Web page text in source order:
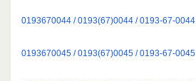
0193670044 / 0193(67)0044 / 0193-67-0044
0193670045 / 0193(67)0045 / 0193-67-0045